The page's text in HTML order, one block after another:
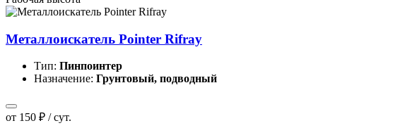
Металлоискатель Pointer Rifray
Тип: Пинпоинтер
Назначение: Грунтовый, подводный
от 150 ₽ / сут.